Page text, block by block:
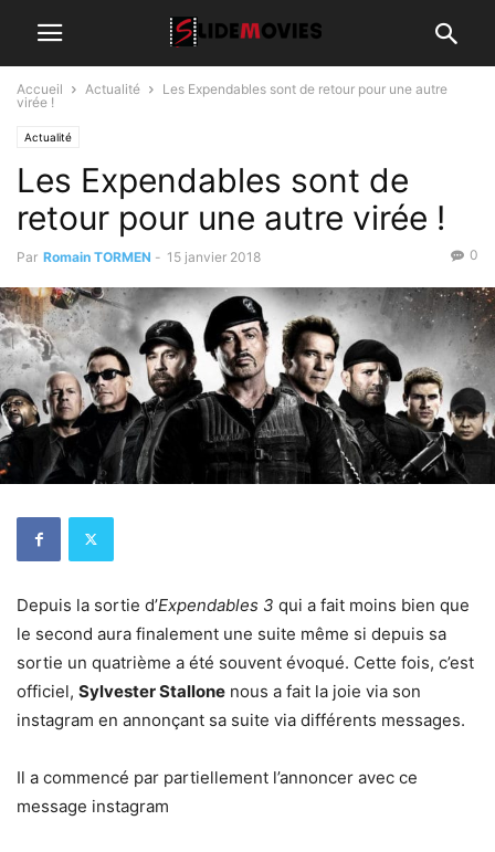
Accueil Actualité
Les Expendables sont de retour pour une autre
virée !
Actualité
Les Expendables sont de
retour pour une autre virée !
Par Romain TORMEN - 15 janvier 2018 0
Depuis la sortie d’Expendables 3 qui a fait moins bien que
le second aura finalement une suite même si depuis sa
sortie un quatrième a été souvent évoqué. Cette fois, c’est
officiel, Sylvester Stallone nous a fait la joie via son
instagram en annonçant sa suite via différents messages.
Il a commencé par partiellement l’annoncer avec ce
message instagram